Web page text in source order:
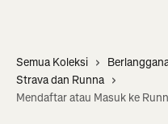
Semua Koleksi
Strava dan Runna
Mendaftar atau Masuk ke